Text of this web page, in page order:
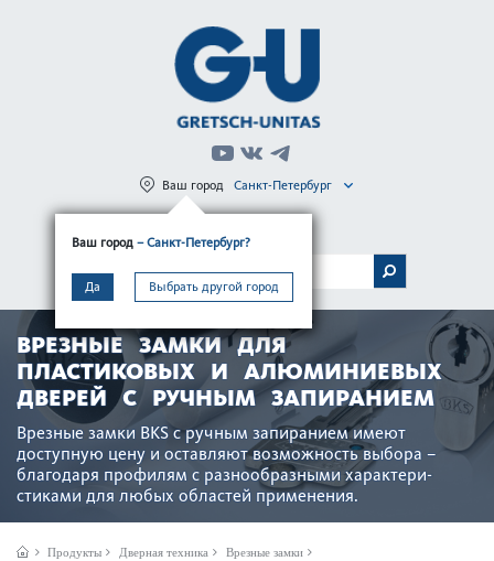
Ваш город – Санкт-Петербург?
Да Выбрать другой город
Ваш город Санкт-Петербург
МЕНЮ
ВРЕЗНЫЕ ЗАМКИ ДЛЯ
ПЛАСТИКОВЫХ И АЛЮМИНИЕВЫХ
ДВЕРЕЙ С РУЧНЫМ ЗАПИРАНИЕМ
Врезные замки BKS с ручным запиранием имеют
доступную цену и оставляют возможность выбора –
благодаря профилям с разнообразными хар­актер­и­
стиками для любых обла­стей применения.
Продукты Дверная техника Врезные замки